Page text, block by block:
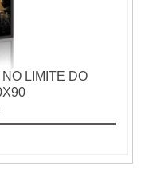
LIMITE DO